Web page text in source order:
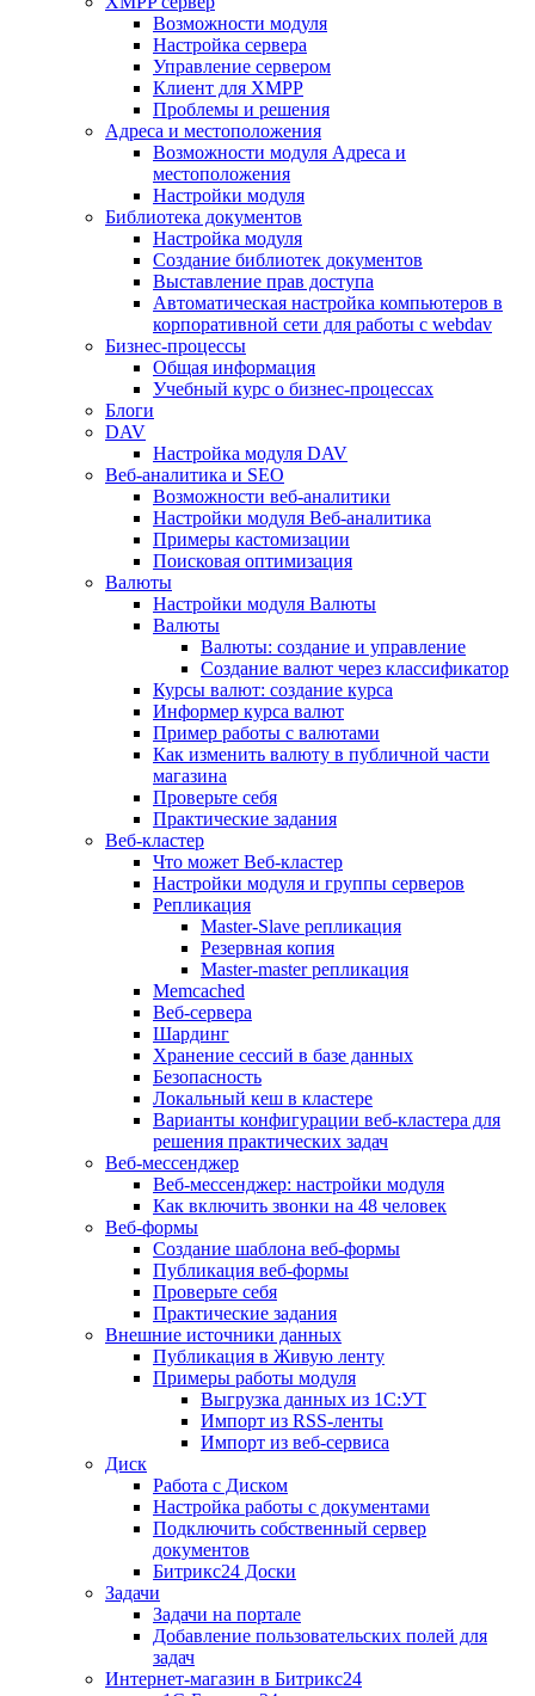
Возможности модуля
Настройка сервера
Управление сервером
Клиент для XMPP
Проблемы и решения
Адреса и местоположения
Возможности модуля Адреса и
местоположения
Настройки модуля
Библиотека документов
Настройка модуля
Создание библиотек документов
Выставление прав доступа
Автоматическая настройка компьютеров в
корпоративной сети для работы с webdav
Бизнес-процессы
Общая информация
Учебный курс о бизнес-процессах
Блоги
DAV
Настройка модуля DAV
Веб-аналитика и SEO
Возможности веб-аналитики
Настройки модуля Веб-аналитика
Примеры кастомизации
Поисковая оптимизация
Валюты
Настройки модуля Валюты
Валюты
Валюты: создание и управление
Создание валют через классификатор
Курсы валют: создание курса
Информер курса валют
Пример работы с валютами
Как изменить валюту в публичной части
магазина
Проверьте себя
Практические задания
Веб-кластер
Что может Веб-кластер
Настройки модуля и группы серверов
Репликация
Master-Slave репликация
Резервная копия
Master-master репликация
Memcached
Веб-сервера
Шардинг
Хранение сессий в базе данных
Безопасность
Локальный кеш в кластере
Варианты конфигурации веб-кластера для
решения практических задач
Веб-мессенджер
Веб-мессенджер: настройки модуля
Как включить звонки на 48 человек
Веб-формы
Создание шаблона веб-формы
Публикация веб-формы
Проверьте себя
Практические задания
Внешние источники данных
Публикация в Живую ленту
Примеры работы модуля
Выгрузка данных из 1С:УТ
Импорт из RSS-ленты
Импорт из веб-сервиса
Диск
Работа с Диском
Настройка работы с документами
Подключить собственный сервер
документов
Битрикс24 Доски
Задачи
Задачи на портале
Добавление пользовательских полей для
задач
Интернет-магазин в Битрикс24